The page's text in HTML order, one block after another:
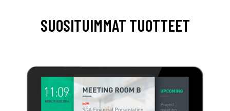
SUOSITUIMMAT TUOTTEET